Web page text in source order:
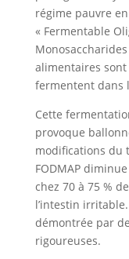
régime pauvre en
« Fermentable
alimentaires
fermentent dans
Cette
provoque
modifications du
FODMAP
chez 70 à 75 %
l’intestin
démontrée par
rigoureuses.